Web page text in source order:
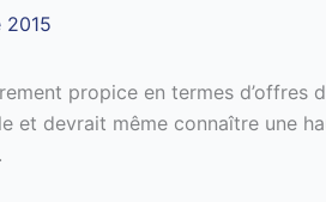
2015
propice en termes d’offres
et devrait même connaître une